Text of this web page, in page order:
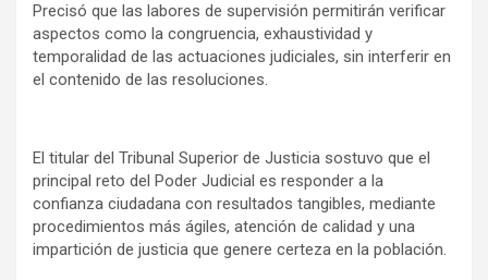
Precisó que las labores de supervisión permitirán verificar
aspectos como la congruencia, exhaustividad y
temporalidad de las actuaciones judiciales, sin interferir en
el contenido de las resoluciones.
El titular del Tribunal Superior de Justicia sostuvo que el
principal reto del Poder Judicial es responder a la
confianza ciudadana con resultados tangibles, mediante
procedimientos más ágiles, atención de calidad y una
impartición de justicia que genere certeza en la población.